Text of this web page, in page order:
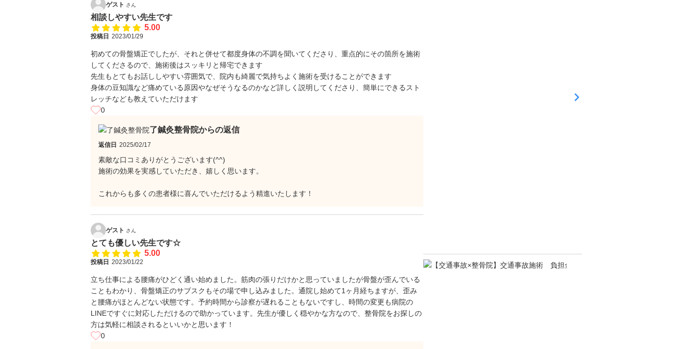
ゲスト さん
相談しやすい先生です
5.00
投稿日 2023/01/29
初めての骨盤矯正でしたが、それと併せて都度身体の不調を聞いてくださり、重点的にその箇所を施術
してくださるので、施術後はスッキリと帰宅できます
先生もとてもお話ししやすい雰囲気で、院内も綺麗で気持ちよく施術を受けることができます
身体の豆知識など痛めている原因やなぜそうなるのかなど詳しく説明してくださり、簡単にできるスト
レッチなども教えていただけます
0
了鍼灸整骨院からの返信
返信日 2025/02/17
素敵な口コミありがとうございます(^^)
施術の効果を実感していただき、嬉しく思います。
これからも多くの患者様に喜んでいただけるよう精進いたします！
ゲスト さん
とても優しい先生です☆
5.00
投稿日 2023/01/22
立ち仕事による腰痛がひどく通い始めました。筋肉の張りだけかと思っていましたが骨盤が歪んでいる
こともわかり、骨盤矯正のサブスクもその場で申し込みました。通院し始めて1ヶ月経ちますが、歪み
と腰痛がほとんどない状態です。予約時間から診察が遅れることもないですし、時間の変更も病院の
LINEですぐに対応しただけるので助かっています。先生が優しく穏やかな方なので、整骨院をお探しの
方は気軽に相談されるといいかと思います！
0